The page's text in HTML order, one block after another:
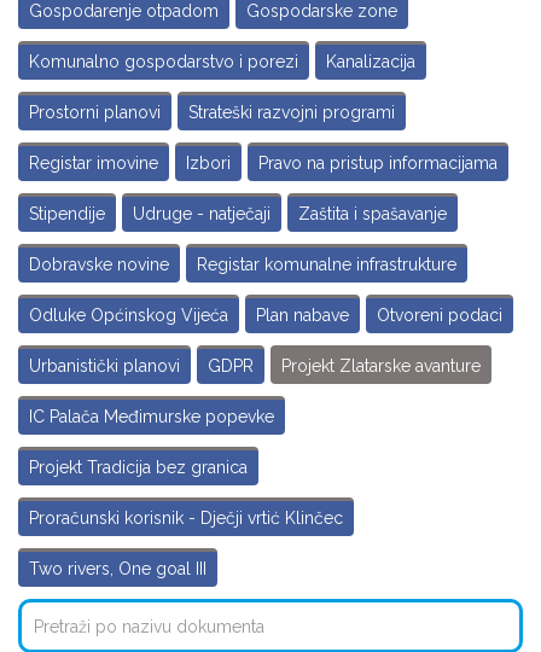
Gospodarenje otpadom Gospodarske zone
Komunalno gospodarstvo i porezi Kanalizacija
Prostorni planovi Strateški razvojni programi
Registar imovine Izbori Pravo na pristup informacijama
Stipendije Udruge - natječaji Zaštita i spašavanje
Dobravske novine Registar komunalne infrastrukture
Odluke Općinskog Vijeća Plan nabave Otvoreni podaci
Urbanistički planovi GDPR Projekt Zlatarske avanture
IC Palača Međimurske popevke
Projekt Tradicija bez granica
Proračunski korisnik - Dječji vrtić Klinčec
Two rivers, One goal III